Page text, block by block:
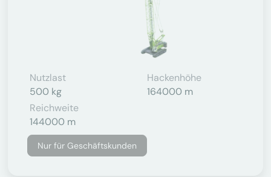
Nutzlast
500 kg
Hackenhöhe
164000 m
Reichweite
144000 m
Nur für Geschäftskunden